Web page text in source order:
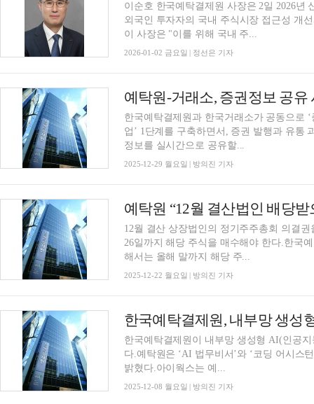
이순호 한국예탁결제원 사장은 2일 2026년
외국인 투자자의 국내 주식시장 접근성 개
이 사장은 "이를 위해 국내 주...
2026-01-02 금요일 | 정선은 기자
한국예탁결제원과 한국거래소가 공동으로
업’ 1단계를 구축하면서, 증권 발행과 유통
정보를 실시간으로 공유할...
2025-12-29 월요일 | 방의진 기자
예탁원 “12월 결산법인 배당
12월 결산 상장법인의 정기주주총회 의결
26일까지 해당 주식을 매수해야 한다.한국
해서는 올해 말까지 해당 주...
2025-12-22 월요일 | 방의진 기자
한국예탁결제원, 내부망 생성
한국예탁결제원이 내부망 생성형 AI(인공
다.예탁원은 ‘AI 법무비서’와 ‘코딩 어시스
밝혔다.아이웍스는 예...
2025-12-08 월요일 | 방의진 기자